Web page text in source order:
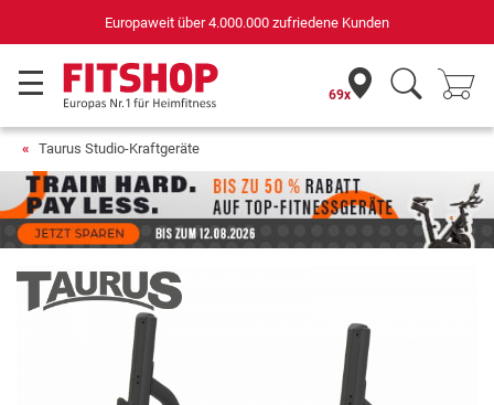
für Sportgeräte (n-tv+DISQ 2016-2024)
69x
Taurus Studio-Kraftgeräte